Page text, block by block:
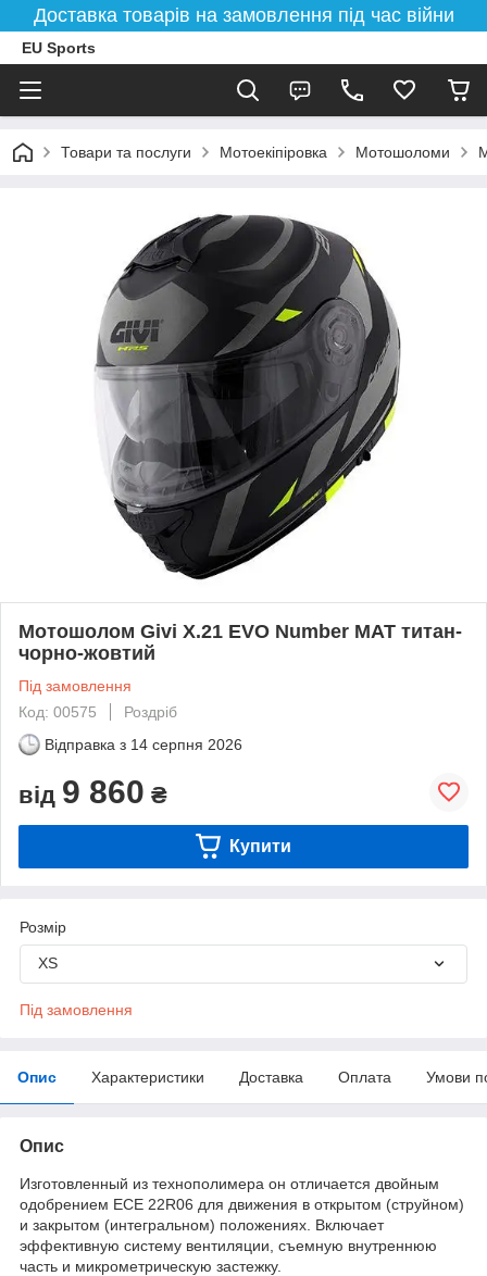
Доставка товарів на замовлення під час війни
EU Sports
Товари та послуги Мотоекіпіровка Мотошоломи
Мотошолом Givi X.21 EVO Number МАТ титан-
чорно-жовтий
Під замовлення
Код: 00575
Роздріб
Відправка з 14 серпня 2026
від 9 860 ₴
Купити
Розмір
XS
Під замовлення
Опис Характеристики Доставка Оплата Умови
Опис
Изготовленный из технополимера он отличается двойным
одобрением ECE 22R06 для движения в открытом (струйном)
и закрытом (интегральном) положениях. Включает
эффективную систему вентиляции, съемную внутреннюю
часть и микрометрическую застежку.